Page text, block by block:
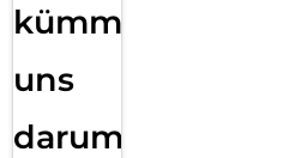
kümmern
uns
darum!